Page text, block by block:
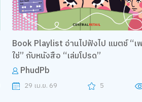
Book Playlist อ่านไปฟังไป แมตช์ “เ
ใช่” กับหนังสือ “เล่มโปรด”
PhudPb
29 เม.ย. 69 5